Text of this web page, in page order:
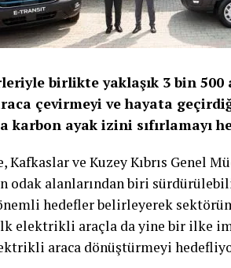
birlikte yaklaşık 3 bin 500
çevirmeyi ve hayata
karbon ayak izini sıfırlamayı
Kafkaslar ve Kuzey Kıbrıs Genel
odak alanlarından biri
hedefler belirleyerek
elektrikli araçla da yine bir ilke
araca dönüştürmeyi